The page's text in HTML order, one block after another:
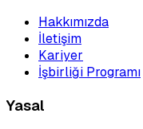
Hakkımızda
İletişim
Kariyer
İşbirliği Programı
Yasal